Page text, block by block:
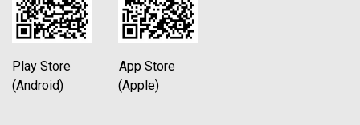
Play Store App Store
(Android) (Apple)